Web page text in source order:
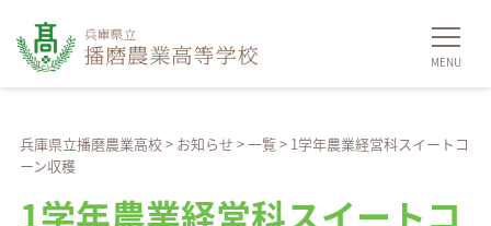
兵庫県立播磨農業高校> お知らせ >一覧> 1学年農業経営科スイートコ
ーン収穫
1学年農業経営科スイートコ